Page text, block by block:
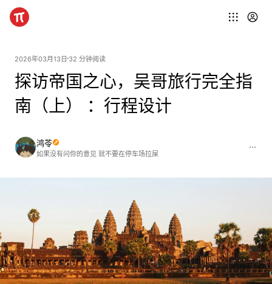
2026年03月13日 32 分钟阅读
探访帝国之心，吴哥旅行完全指
南（上） ：行程设计
鸿苓
如果没有问你的意见 就不要在停车场拉屎